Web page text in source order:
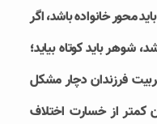
محور خانواده باشد، اگر
شوهر باید کوتاه بیاید؛
فرزندان دچار مشکل
از خسارت اختلاف